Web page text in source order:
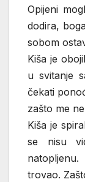
Opijeni
dodira,
sobom
Kiša je
u svitanje
čekati
zašto me
Kiša je
se nisu
trovao.